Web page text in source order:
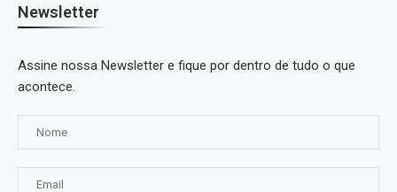
Newsletter
Assine nossa Newsletter e fique por dentro de tudo o que
acontece.